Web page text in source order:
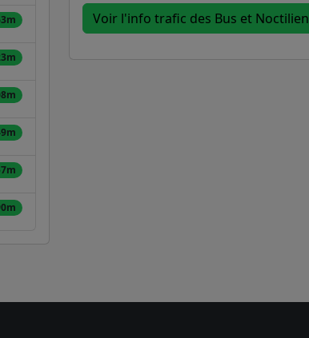
Voir l'info trafic des Bus et Noctilien